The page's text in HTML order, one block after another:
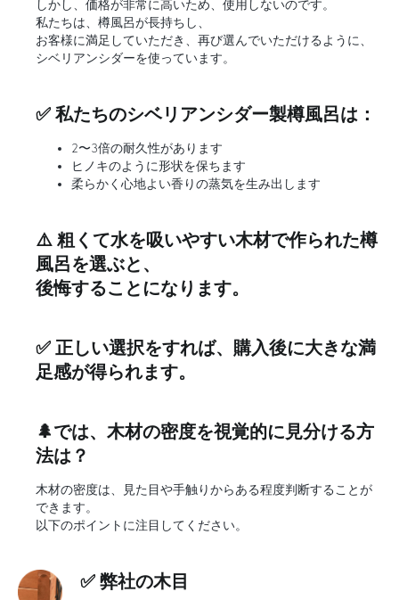
しかし、価格が非常に高いため、使用しないのです。
私たちは、樽風呂が長持ちし、
お客様に満足していただき、再び選んでいただけるように、
シベリアンシダーを使っています。
✅ 私たちのシベリアンシダー製樽風呂は：
2〜3倍の耐久性があります
ヒノキのように形状を保ちます
柔らかく心地よい香りの蒸気を生み出します
⚠️ 粗くて水を吸いやすい木材で作られた樽
風呂を選ぶと、
後悔することになります。
✅ 正しい選択をすれば、購入後に大きな満
足感が得られます。
🌲では、木材の密度を視覚的に見分ける方
法は？
木材の密度は、見た目や手触りからある程度判断することが
できます。
以下のポイントに注目してください。
✅ 弊社の木目